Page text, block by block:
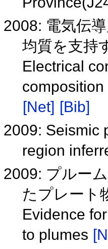
2008: 電気伝
均質を支持
Electrical
[Net] [Bib]
2009: Seismic
region
2009: プルー
たプレート
Evidence
to plumes